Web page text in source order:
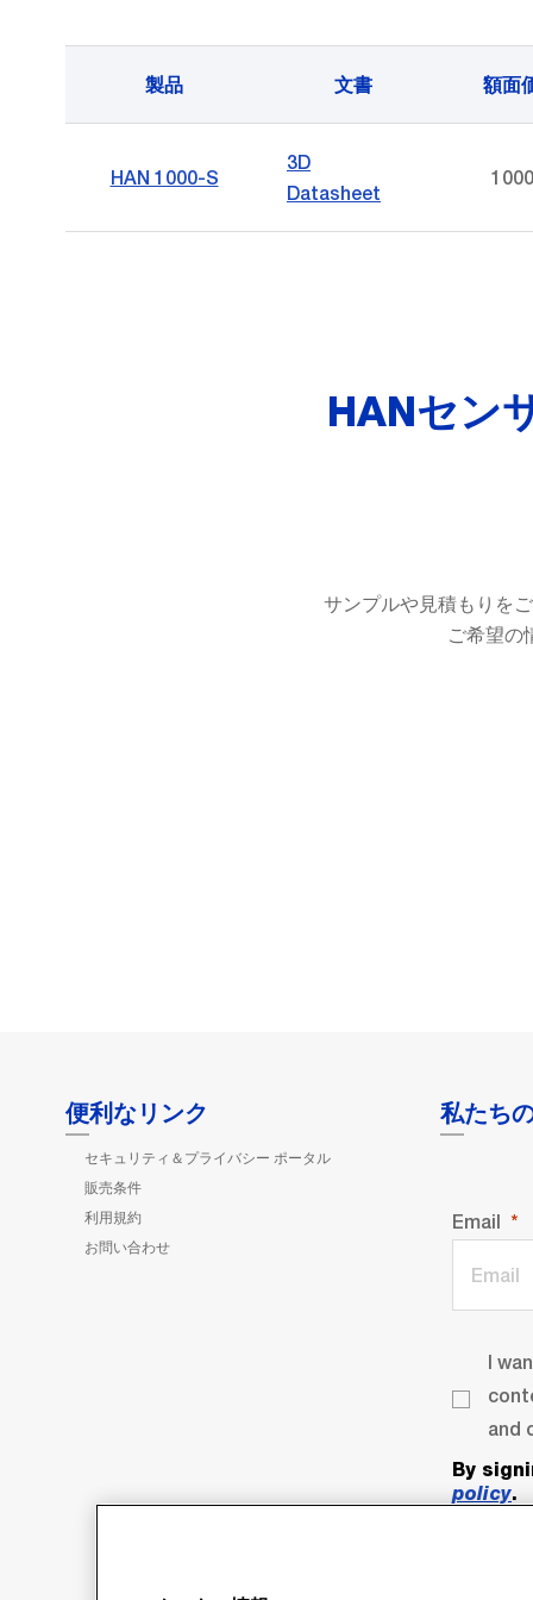
製品 文書 額面
HAN 1000-S
3D
Datasheet
HANセン
サンプルや見積もりを
ご希望の
便利なリンク
セキュリティ＆プライバシー ポータル
販売条件
利用規約
お問い合わせ
私たち
Email
I
and
By
policy.